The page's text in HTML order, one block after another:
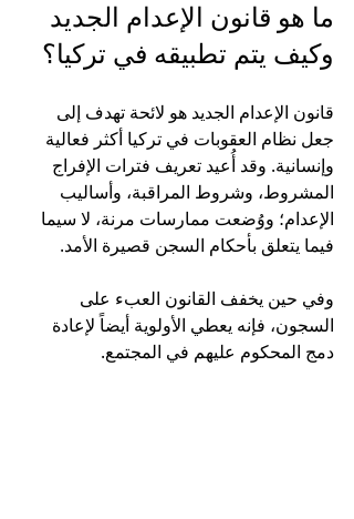
ما هو قانون الإعدام الجديد
وكيف يتم تطبيقه في تركيا؟
قانون الإعدام الجديد هو لائحة تهدف إلى
جعل نظام العقوبات في تركيا أكثر فعالية
وإنسانية. وقد أُعيد تعريف فترات الإفراج
المشروط، وشروط المراقبة، وأساليب
الإعدام؛ ووُضعت ممارسات مرنة، لا سيما
فيما يتعلق بأحكام السجن قصيرة الأمد.
وفي حين يخفف القانون العبء على
السجون، فإنه يعطي الأولوية أيضاً لإعادة
دمج المحكوم عليهم في المجتمع.